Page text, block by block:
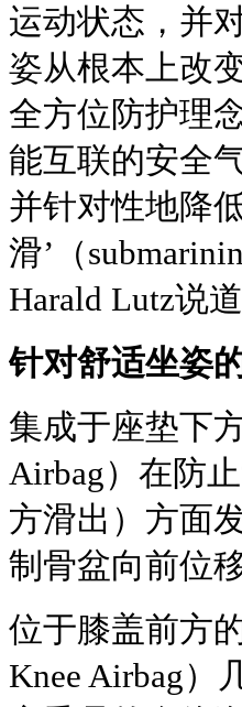
运动状态，并
姿从根本上改
全方位防护理
能互联的安全
并针对性地降
滑’（
Harald Lutz说道
针对舒适坐姿
集成于座垫下
Airbag）在防
方滑出）方面
制骨盆向前位
位于膝盖前方
Knee Airbag）